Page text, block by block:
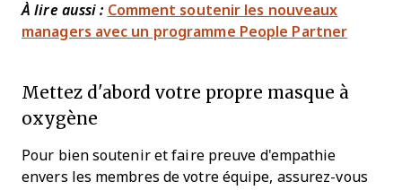
À lire aussi : Comment soutenir les nouveaux
managers avec un programme People Partner
Mettez d'abord votre propre masque à
oxygène
Pour bien soutenir et faire preuve d'empathie
envers les membres de votre équipe, assurez-vous